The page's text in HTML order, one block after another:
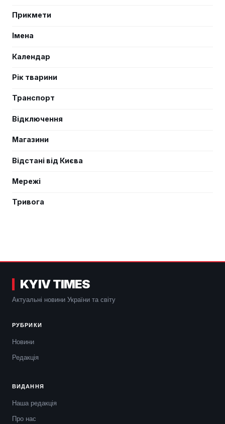
Прикмети
Імена
Календар
Рік тварини
Транспорт
Відключення
Магазини
Відстані від Києва
Мережі
Тривога
KYIV TIMES
Актуальні новини України та світу
РУБРИКИ
Новини
Редакція
ВИДАННЯ
Наша редакція
Про нас